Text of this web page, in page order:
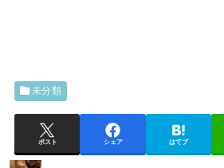
未分類
ポスト シェア はてブ